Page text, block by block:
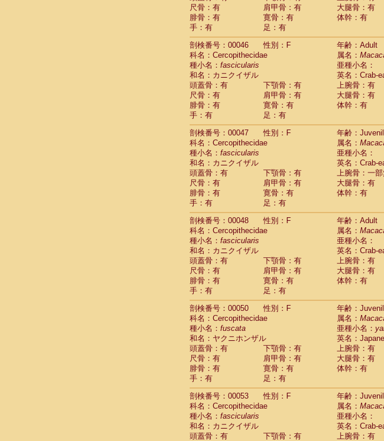
CercopithecidaeErythrocebus patas (30)
CercopithecidaeMiopithecus talapoin
CercopithecidaeCercopithecinae spp.
CercopithecidaeColobus angolensis
CercopithecidaeColobus guereza (0)
Cercopithecidae Colobus polykomos(0)
Cercopithecidae Piliocolobus badius(0)
Cercopithecidae Kasi senex vetulus(1)
CercopithecidaeKasi senex
CercopithecidaeNasalis larvatus(0)
CercopithecidaePresbytes melalophos
CercopithecidaePygathrix nemaeus
CercopithecidaeSemnopithecus entellus
Cercopithecidae Trachypithecus cristatus
Cercopithecidae Trachypithecus francoisi
Cercopithecidae Trachypithecus
CercopithecidaeTrachypithecus pileatus
CercopithecidaeColobinae spp.(0)
CercopithecidaePresbytesinaespp.(0)
CercopithecidaeCercopithecidae
HylobatidaeHoolock hoolock(1)
HylobatidaeHylobates agilis
HylobatidaeHylobates klossii (0)
Hylobatidae
HylobatidaeHylobates moloch(2)
Hylobatidae Hylobates muelleri(0)
HylobatidaeHylobates pileatus(3)
Hylobatidae Hylobates
HylobatidaeHylobateshybrid(1)
HylobatidaeNomascus concolor(0)
HylobatidaeSymphalangus syndactylus
Hominidae (0)
HominidaePan troglodytes
Hominidae Gorilla gorilla beringei(0)
Hominidae Gorilla gorilla gorilla(0)
Primates misc.(0)
Scandentia Dendrogale melanura
Scandentia Ptilocercus lowii
ScandentiaTupaia glis
Scandentia
Scandentia
尺骨：有
肩甲骨：有 大腿骨：有
腓骨：有
寛骨：有
体幹：有
手：有
足：有
剖検番号：00046
性別：F
年齢：Adult
科名：Cercopithecidae
属名：
種小名： fascicularis
亜種小名：
和名：カニクイザル
英名：Crab-
頭蓋骨：有
下顎骨：有 上腕骨：有
尺骨：有
肩甲骨：有 大腿骨：有
腓骨：有
寛骨：有
体幹：有
手：有
足：有
剖検番号：00047
性別：F
年齢：
科名：Cercopithecidae
属名：
種小名： fascicularis
亜種小名：
和名：カニクイザル
英名：Crab-
頭蓋骨：有
下顎骨：有 上腕骨：一
尺骨：有
肩甲骨：有 大腿骨：有
腓骨：有
寛骨：有
体幹：有
手：有
足：有
剖検番号：00048
性別：F
年齢：Adult
科名：Cercopithecidae
属名：
種小名： fascicularis
亜種小名：
和名：カニクイザル
英名：Crab-
頭蓋骨：有
下顎骨：有 上腕骨：有
尺骨：有
肩甲骨：有 大腿骨：有
腓骨：有
寛骨：有
体幹：有
手：有
足：有
剖検番号：00050
性別：F
年齢：
科名：Cercopithecidae
属名：
種小名： fuscata 亜種小名：
和名：ヤクニホンザル
英名：
頭蓋骨：有
下顎骨：有 上腕骨：有
尺骨：有
肩甲骨：有 大腿骨：有
腓骨：有
寛骨：有
体幹：有
手：有
足：有
剖検番号：00053
性別：F
年齢：
科名：Cercopithecidae
属名：
種小名： fascicularis
亜種小名：
和名：カニクイザル
英名：Crab-
頭蓋骨：有
下顎骨：有 上腕骨：有